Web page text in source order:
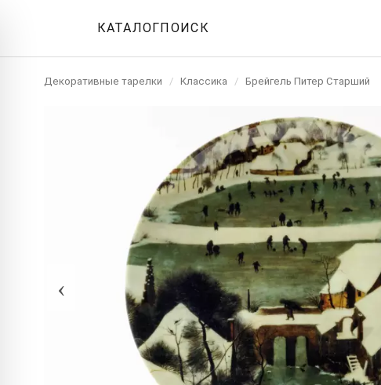
КАТАЛОГПОИСК
Декоративные тарелки / Классика / Брейгель Питер Старший
‹